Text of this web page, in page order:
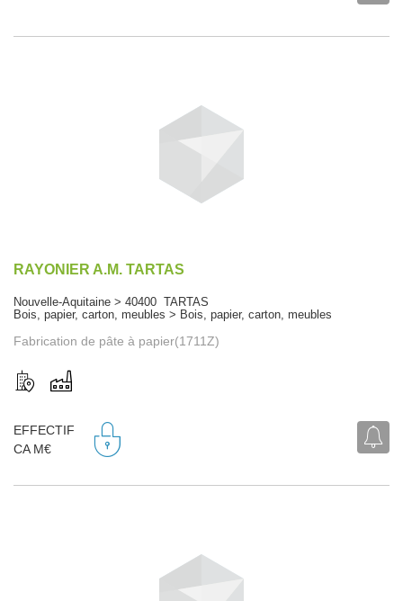
RAYONIER A.M. TARTAS
Nouvelle-Aquitaine > 40400 TARTAS
Bois, papier, carton, meubles > Bois, papier, carton, meubles
Fabrication de pâte à papier(1711Z)
EFFECTIF
CA M€